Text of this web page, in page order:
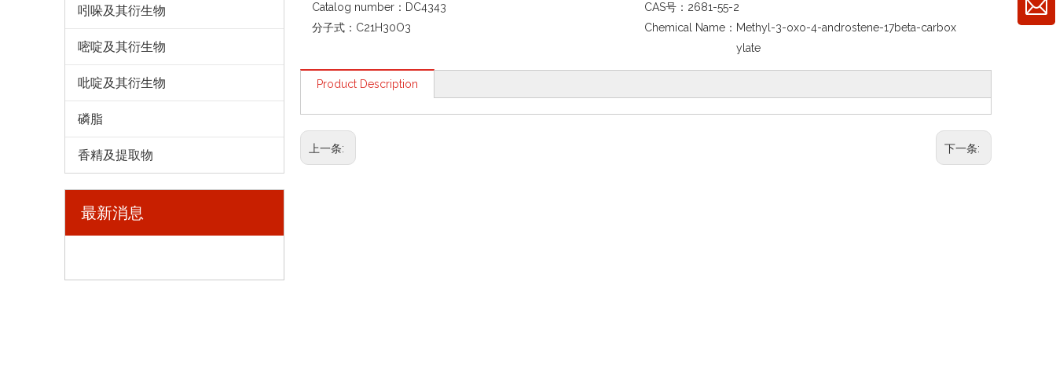
吲哚及其衍生物
嘧啶及其衍生物
吡啶及其衍生物
磷脂
香精及提取物
最新消息
Catalog number： DC4343 CAS号： 2681-55-2
分子式： C21H30O3 Chemical Name： Methyl-3-oxo-4-androstene-17beta-carbox
ylate
Product Description
上一条: 下一条: